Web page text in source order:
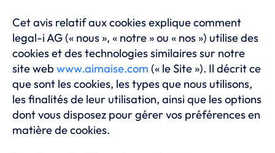
Cet avis relatif aux cookies explique comment
legal-i AG (« nous », « notre » ou « nos ») utilise des
cookies et des technologies similaires sur notre
site web www.aimaise.com (« le Site »). Il décrit ce
que sont les cookies, les types que nous utilisons,
les finalités de leur utilisation, ainsi que les options
dont vous disposez pour gérer vos préférences en
matière de cookies.